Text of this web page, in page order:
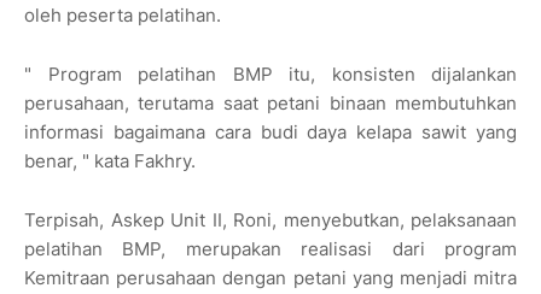
oleh peserta pelatihan.
" Program pelatihan BMP itu, konsisten dijalankan
perusahaan, terutama saat petani binaan membutuhkan
informasi bagaimana cara budi daya kelapa sawit yang
benar, " kata Fakhry.
Terpisah, Askep Unit II, Roni, menyebutkan, pelaksanaan
pelatihan BMP, merupakan realisasi dari program
Kemitraan perusahaan dengan petani yang menjadi mitra